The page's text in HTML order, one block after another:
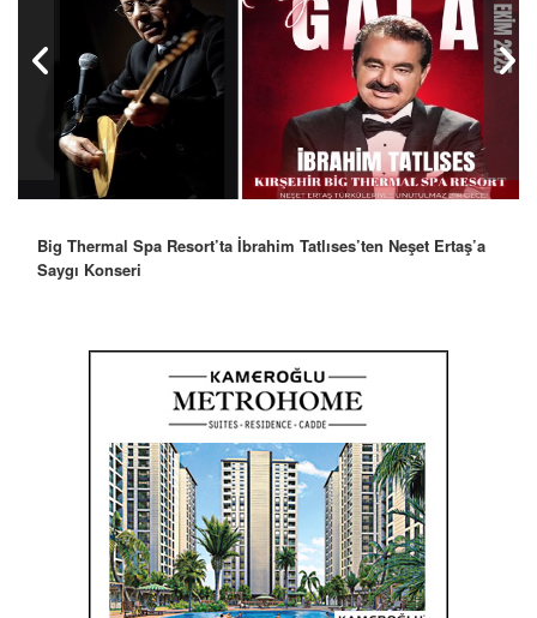
Big Thermal Spa Resort’ta İbrahim Tatlıses’ten Neşet Ertaş’a
Saygı Konseri